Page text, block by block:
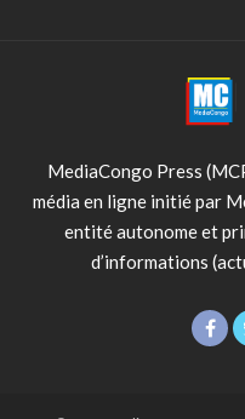
MediaCongo Press
média en ligne initié par
entité autonome et
d’informations